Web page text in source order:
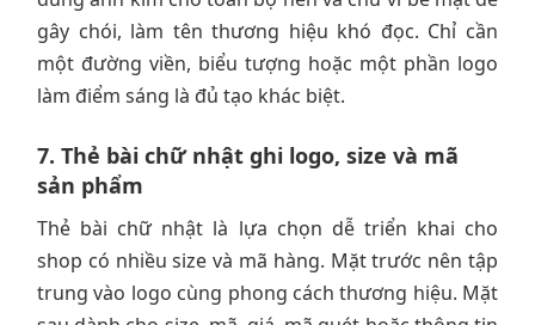
gây chói, làm tên thương hiệu khó đọc. Chỉ cần
một đường viền, biểu tượng hoặc một phần logo
làm điểm sáng là đủ tạo khác biệt.
7. Thẻ bài chữ nhật ghi logo, size và mã
sản phẩm
Thẻ bài chữ nhật là lựa chọn dễ triển khai cho
shop có nhiều size và mã hàng. Mặt trước nên tập
trung vào logo cùng phong cách thương hiệu. Mặt